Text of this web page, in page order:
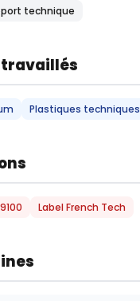
technique
Plastiques techniques
Label French Tech